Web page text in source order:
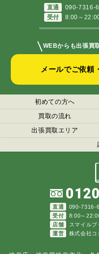
直通
090-7316-
受付
8:00～
＼WEBからも出張買
メールでご依頼
初めての方へ
買取の流れ
出張買取エリア
直通
090-7316-
受付
8:00～
店舗
スマイルブ
運営
株式会社コ